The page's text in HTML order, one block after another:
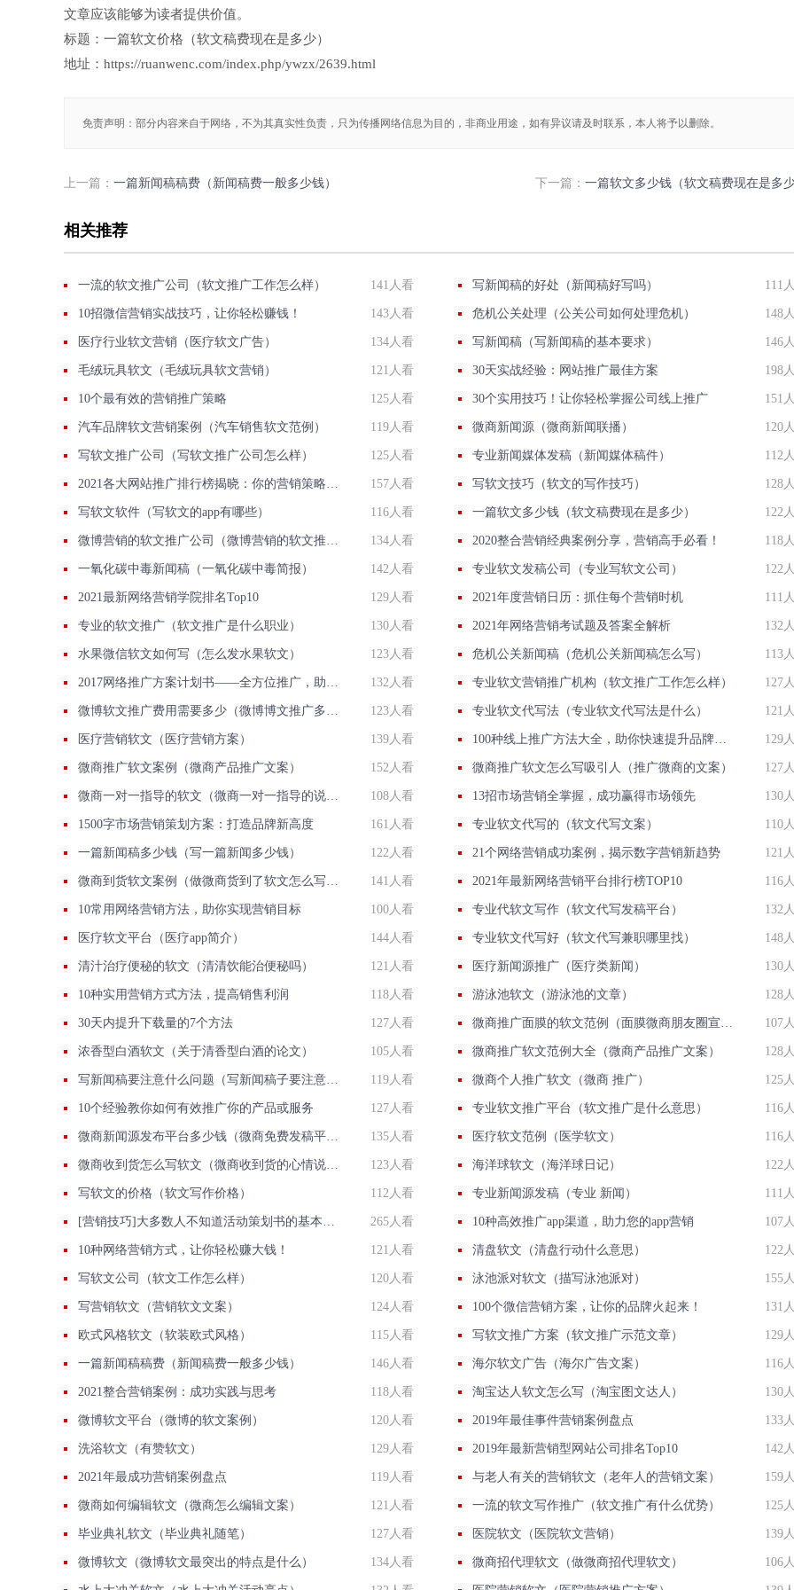
文章应该能够为读者提供价值。
标题：一篇软文价格（软文稿费现在是多少）
地址：https://ruanwenc.com/index.php/ywzx/2639.html
免责声明：部分内容来自于网络，不为其真实性负责，只为传播网络信息为目的，非商业用途，如有异议请及时联系，本人将予以删除。
上一篇： 一篇新闻稿稿费（新闻稿费一般多少钱） 下一篇： 一篇软文多少钱（软文稿费现在是多少
相关推荐
一流的软文推广公司（软文推广工作怎么样） 141人看 写新闻稿的好处（新闻稿好写吗） 111
10招微信营销实战技巧，让你轻松赚钱！ 143人看 危机公关处理（公关公司如何处理危机） 148
医疗行业软文营销（医疗软文广告） 134人看 写新闻稿（写新闻稿的基本要求） 146
毛绒玩具软文（毛绒玩具软文营销） 121人看 30天实战经验：网站推广最佳方案 198
10个最有效的营销推广策略 125人看 30个实用技巧！让你轻松掌握公司线上推广 151
汽车品牌软文营销案例（汽车销售软文范例） 119人看 微商新闻源（微商新闻联播） 120
写软文推广公司（写软文推广公司怎么样） 125人看 专业新闻媒体发稿（新闻媒体稿件） 112
2021各大网站推广排行榜揭晓：你的营销策略跟上榜单了吗？ 157人看 写软文技巧（软文的写作技巧） 128
写软文软件（写软文的app有哪些） 116人看 一篇软文多少钱（软文稿费现在是多少） 122
微博营销的软文推广公司（微博营销的软文推广公司可靠吗） 134人看 2020整合营销经典案例分享，营销高手必看！ 118
一氧化碳中毒新闻稿（一氧化碳中毒简报） 142人看 专业软文发稿公司（专业写软文公司） 122
2021最新网络营销学院排名Top10 129人看 2021年度营销日历：抓住每个营销时机 111
专业的软文推广（软文推广是什么职业） 130人看 2021年网络营销考试题及答案全解析 132
水果微信软文如何写（怎么发水果软文） 123人看 危机公关新闻稿（危机公关新闻稿怎么写） 113
2017网络推广方案计划书——全方位推广，助力企业发展 132人看 专业软文营销推广机构（软文推广工作怎么样） 127
微博软文推广费用需要多少（微博博文推广多少钱） 123人看 专业软文代写法（专业软文代写法是什么） 121
医疗营销软文（医疗营销方案） 139人看 100种线上推广方法大全，助你快速提升品牌曝光！ 129
微商推广软文案例（微商产品推广文案） 152人看 微商推广软文怎么写吸引人（推广微商的文案） 127
微商一对一指导的软文（微商一对一指导的说说） 108人看 13招市场营销全掌握，成功赢得市场领先 130
1500字市场营销策划方案：打造品牌新高度 161人看 专业软文代写的（软文代写文案） 110
一篇新闻稿多少钱（写一篇新闻多少钱） 122人看 21个网络营销成功案例，揭示数字营销新趋势 121
微商到货软文案例（做微商货到了软文怎么写比较好） 141人看 2021年最新网络营销平台排行榜TOP10 116
10常用网络营销方法，助你实现营销目标 100人看 专业代软文写作（软文代写发稿平台） 132
医疗软文平台（医疗app简介） 144人看 专业软文代写好（软文代写兼职哪里找） 148
清汁治疗便秘的软文（清清饮能治便秘吗） 121人看 医疗新闻源推广（医疗类新闻） 130
10种实用营销方式方法，提高销售利润 118人看 游泳池软文（游泳池的文章） 128
30天内提升下载量的7个方法 127人看 微商推广面膜的软文范例（面膜微商朋友圈宣传语） 107
浓香型白酒软文（关于清香型白酒的论文） 105人看 微商推广软文范例大全（微商产品推广文案） 128
写新闻稿要注意什么问题（写新闻稿子要注意什么） 119人看 微商个人推广软文（微商 推广） 125
10个经验教你如何有效推广你的产品或服务 127人看 专业软文推广平台（软文推广是什么意思） 116
微商新闻源发布平台多少钱（微商免费发稿平台） 135人看 医疗软文范例（医学软文） 116
微商收到货怎么写软文（微商收到货的心情说说） 123人看 海洋球软文（海洋球日记） 122
写软文的价格（软文写作价格） 112人看 专业新闻源发稿（专业 新闻） 111
[营销技巧]大多数人不知道活动策划书的基本样式是什么,我们一起了解下 265人看 10种高效推广app渠道，助力您的app营销 107
10种网络营销方式，让你轻松赚大钱！ 121人看 清盘软文（清盘行动什么意思） 122
写软文公司（软文工作怎么样） 120人看 泳池派对软文（描写泳池派对） 155
写营销软文（营销软文文案） 124人看 100个微信营销方案，让你的品牌火起来！ 131
欧式风格软文（软装欧式风格） 115人看 写软文推广方案（软文推广示范文章） 129
一篇新闻稿稿费（新闻稿费一般多少钱） 146人看 海尔软文广告（海尔广告文案） 116
2021整合营销案例：成功实践与思考 118人看 淘宝达人软文怎么写（淘宝图文达人） 130
微博软文平台（微博的软文案例） 120人看 2019年最佳事件营销案例盘点 133
洗浴软文（有赞软文） 129人看 2019年最新营销型网站公司排名Top10 142
2021年最成功营销案例盘点 119人看 与老人有关的营销软文（老年人的营销文案） 159
微商如何编辑软文（微商怎么编辑文案） 121人看 一流的软文写作推广（软文推广有什么优势） 125
毕业典礼软文（毕业典礼随笔） 127人看 医院软文（医院软文营销） 139
微博软文（微博软文最突出的特点是什么） 134人看 微商招代理软文（做微商招代理软文） 106